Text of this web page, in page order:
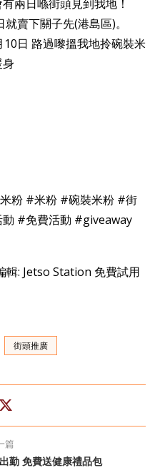
兩日喺街頭見到我地！
賣下關子先(港島區)。
日 路過嚟搵我地拎碗裝米
身
粉 #米粉 #碗裝米粉 #街
#免費活動 #giveaway
輯: Jetso Station 免費試用
街頭推廣
篇
勤 免費送健康禮品包